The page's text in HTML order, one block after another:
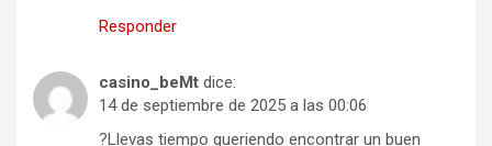
Responder
casino_beMt dice:
14 de septiembre de 2025 a las 00:06
?Llevas tiempo queriendo encontrar un buen